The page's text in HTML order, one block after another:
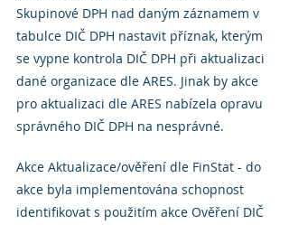
Skupinové DPH nad daným záznamem v
tabulce DIČ DPH nastavit příznak, kterým
se vypne kontrola DIČ DPH při aktualizaci
dané organizace dle ARES. Jinak by akce
pro aktualizaci dle ARES nabízela opravu
správného DIČ DPH na nesprávné.
Akce Aktualizace/ověření dle FinStat - do
akce byla implementována schopnost
identifikovat s použitím akce Ověření DIČ